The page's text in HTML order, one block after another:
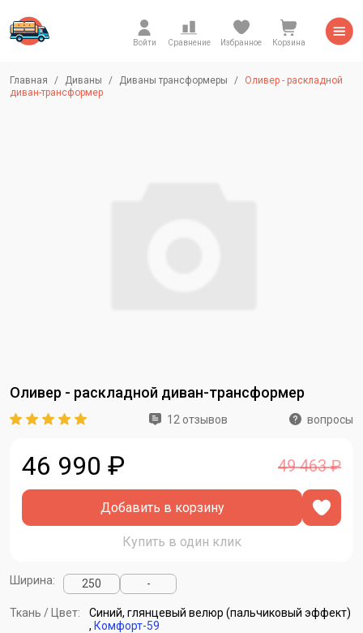
Войти Сравнение Избранное Корзина
Главная Диваны Диваны трансформеры
Оливер - раскладной
диван-трансформер
Ширина: 250 -
Ткань / Цвет:
Синий, глянцевый велюр (пальчиковый эффект)
, Комфорт-59
Оливер - раскладной диван-трансформер
12 отзывов вопросы
46 990 ₽ 49 463 ₽
Добавить в корзину
Купить в один клик